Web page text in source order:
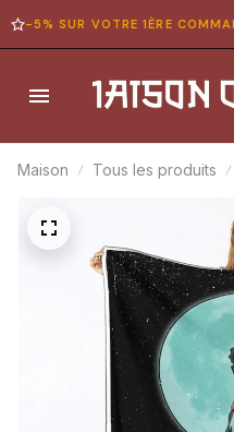
-5% SUR VOTRE 1ÈRE
Maison Tous les produits